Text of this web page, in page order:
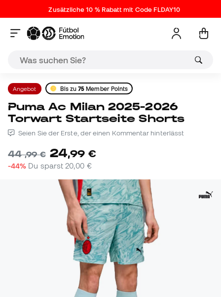
Zusätzliche 10 % Rabatt mit Code FLDAY10
Angebot Bis zu75 Member Points
Puma Ac Milan 2025-2026
Torwart Startseite Shorts
Seien Sie der Erste, der einen Kommentar hinterlässt
44,99 € 24,99 €
-44% Du sparst 20,00 €